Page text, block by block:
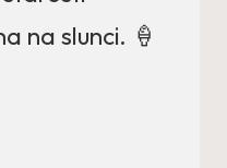
na slunci. 🍦